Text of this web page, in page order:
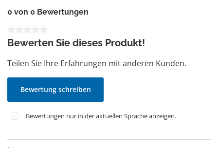
0 von 0 Bewertungen
Bewerten Sie dieses Produkt!
Teilen Sie Ihre Erfahrungen mit anderen Kunden.
Bewertung schreiben
Bewertungen nur in der aktuellen Sprache anzeigen.